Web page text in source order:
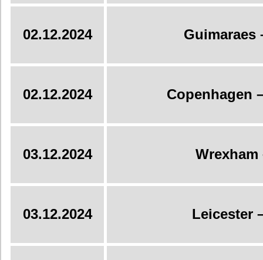
02.12.2024 Guimaraes
02.12.2024 Copenhagen
03.12.2024 Wrexham
03.12.2024 Leicester